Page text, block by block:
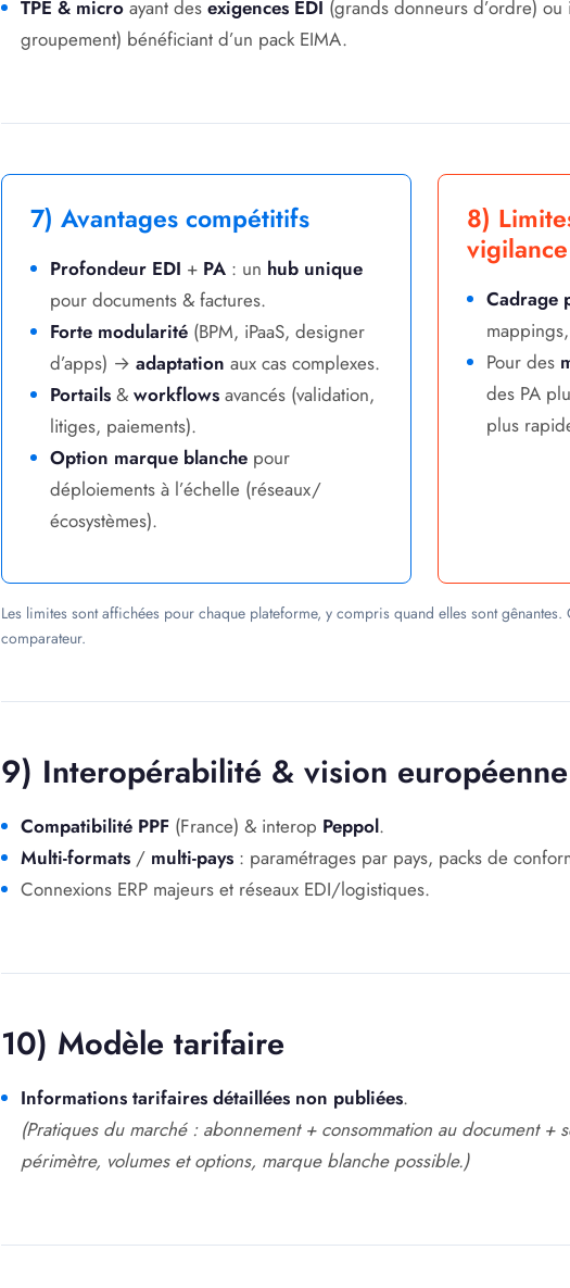
TPE & micro ayant des exigences EDI (grands donneurs d’ordre)
groupement) bénéficiant d’un pack EIMA.
7) Avantages compétitifs
Profondeur EDI + PA : un hub unique
pour documents & factures.
Forte modularité (BPM, iPaaS, designer
d’apps) → adaptation aux cas complexes.
Portails & workflows avancés (validation,
litiges, paiements).
Option marque blanche pour
déploiements à l’échelle (réseaux/
écosystèmes).
8)
vigilance
Cadrage
Pour des
des PA
plus
Les limites sont affichées pour chaque plateforme, y compris quand elles sont
comparateur.
9) Interopérabilité & vision européenne
Compatibilité PPF (France) & interop Peppol.
Multi-formats / multi-pays : paramétrages par pays, packs de
Connexions ERP majeurs et réseaux EDI/logistiques.
10) Modèle tarifaire
Informations tarifaires détaillées non publiées.
(Pratiques du marché : abonnement + consommation au document +
périmètre, volumes et options, marque blanche possible.)